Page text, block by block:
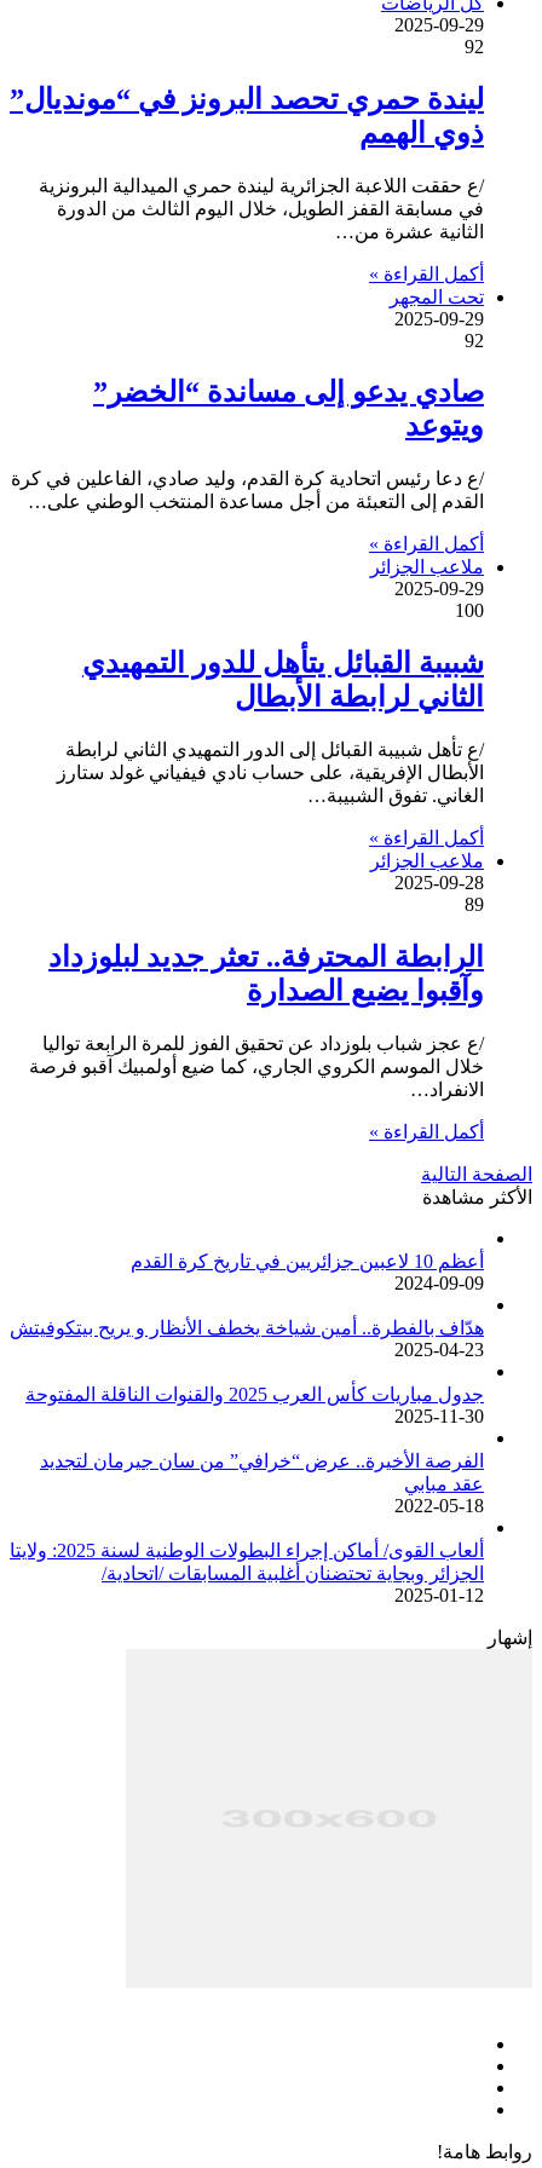
2025-09-29
92
ليندة حمري تحصد البرونز في “مونديال”
ذوي الهمم
/ع حققت اللاعبة الجزائرية ليندة حمري الميدالية البرونزية
في مسابقة القفز الطويل، خلال اليوم الثالث من الدورة
الثانية عشرة من…
أكمل القراءة »
تحت المجهر
2025-09-29
92
صادي يدعو إلى مساندة “الخضر”
ويتوعد
/ع دعا رئيس اتحادية كرة القدم، وليد صادي، الفاعلين في كرة
القدم إلى التعبئة من أجل مساعدة المنتخب الوطني على…
أكمل القراءة »
ملاعب الجزائر
2025-09-29
100
شبيبة القبائل يتأهل للدور التمهيدي
الثاني لرابطة الأبطال
/ع تأهل شبيبة القبائل إلى الدور التمهيدي الثاني لرابطة
الأبطال الإفريقية، على حساب نادي فيفياني غولد ستارز
الغاني. تفوق الشبيبة…
أكمل القراءة »
ملاعب الجزائر
2025-09-28
89
الرابطة المحترفة.. تعثر جديد لبلوزداد
وآقبوا يضيع الصدارة
/ع عجز شباب بلوزداد عن تحقيق الفوز للمرة الرابعة تواليا
خلال الموسم الكروي الجاري، كما ضيع أولمبيك آقبو فرصة
الانفراد…
أكمل القراءة »
الصفحة التالية
الأكثر مشاهدة
أعظم 10 لاعبين جزائريين في تاريخ كرة القدم
2024-09-09
هدّاف بالفطرة.. أمين شياخة يخطف الأنظار و يريح بيتكوفيتش
2025-04-23
جدول مباريات كأس العرب 2025 والقنوات الناقلة المفتوحة
2025-11-30
الفرصة الأخيرة.. عرض “خرافي” من سان جيرمان لتجديد
عقد مبابي
2022-05-18
ألعاب القوى/ أماكن إجراء البطولات الوطنية لسنة 2025: ولايتا
الجزائر وبجاية تحتضنان أغلبية المسابقات /اتحادية/
2025-01-12
إشهار
روابط هامة!